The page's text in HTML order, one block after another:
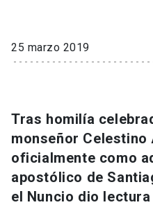
Extensión
Universidad
Información para
Futuros estudiantes
Go to english site
25 marzo 2019
Tras homilía
monseñor Celestino
oficialmente como
apostólico de
el Nuncio dio